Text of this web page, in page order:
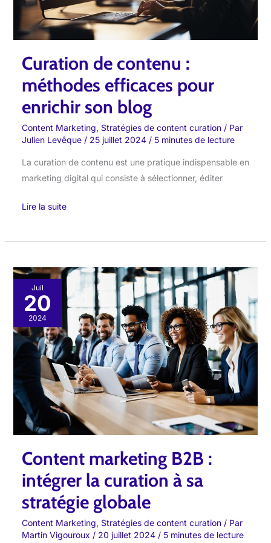
Curation de contenu :
méthodes efficaces pour
enrichir son blog
Content Marketing, Stratégies de content curation/ Par
Julien Levêque / 25 juillet 2024 / 5 minutes de lecture
La curation de contenu est une pratique indispensable en
marketing digital qui consiste à sélectionner, éditer
blog
Lire la suite
Juil
20
2024
Content marketing B2B :
intégrer la curation à sa
stratégie globale
Content Marketing, Stratégies de content curation/ Par
Martin Vigouroux / 20 juillet 2024 / 5 minutes de lecture
Content
marketing
B2B
:
intégrer
curation
sa
stratégie